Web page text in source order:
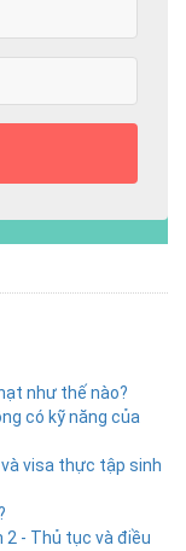
như thế nào?
có kỹ năng của
visa thực tập sinh
2 - Thủ tục và điều